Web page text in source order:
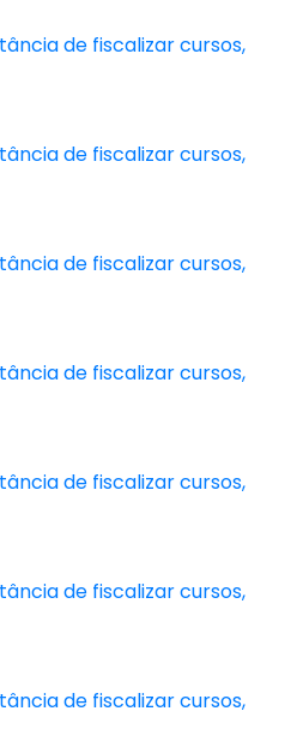
de fiscalizar cursos,
de fiscalizar cursos,
de fiscalizar cursos,
de fiscalizar cursos,
de fiscalizar cursos,
de fiscalizar cursos,
de fiscalizar cursos,